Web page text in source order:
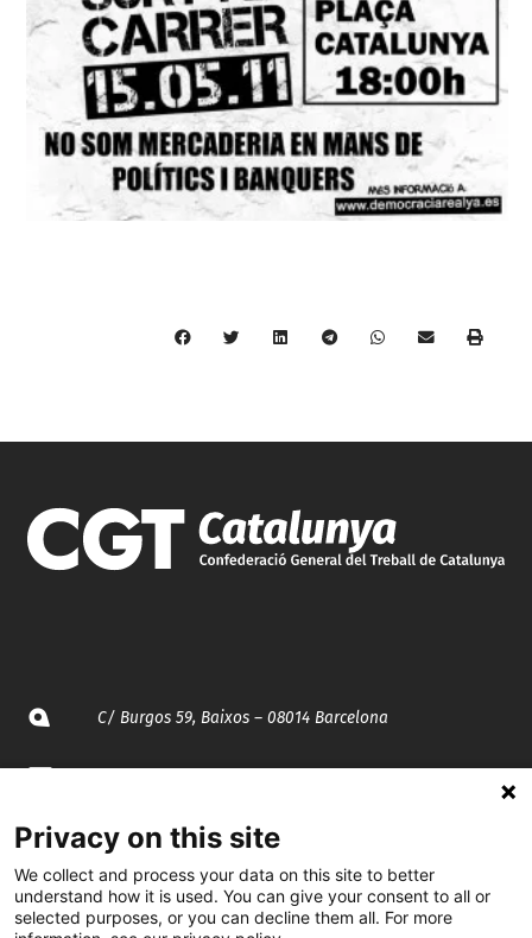
C/ Burgos 59, Baixos – 08014 Barcelona
935 120 481
@CGTCatalunya
Privacy on this site
We collect and process your data on this site to better
understand how it is used. You can give your consent to all or
selected purposes, or you can decline them all. For more